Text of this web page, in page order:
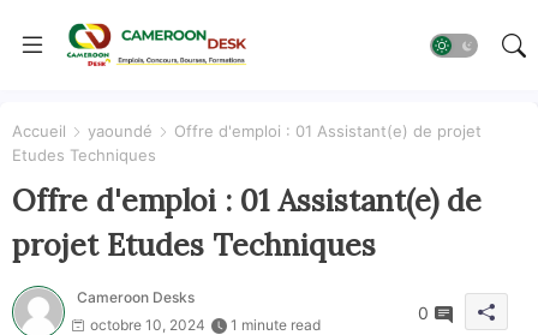
Accueil yaoundé
Offre d'emploi : 01 Assistant(e) de projet
Etudes Techniques
Offre d'emploi : 01 Assistant(e) de
projet Etudes Techniques
Cameroon Desks
octobre 10, 2024
1 minute read
0